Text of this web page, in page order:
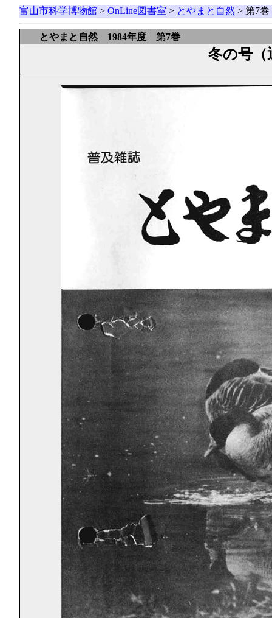
富山市科学博物館 > OnLine図書室 > とやまと自然 > 第7
とやまと自然 1984年度 第7巻
冬の号